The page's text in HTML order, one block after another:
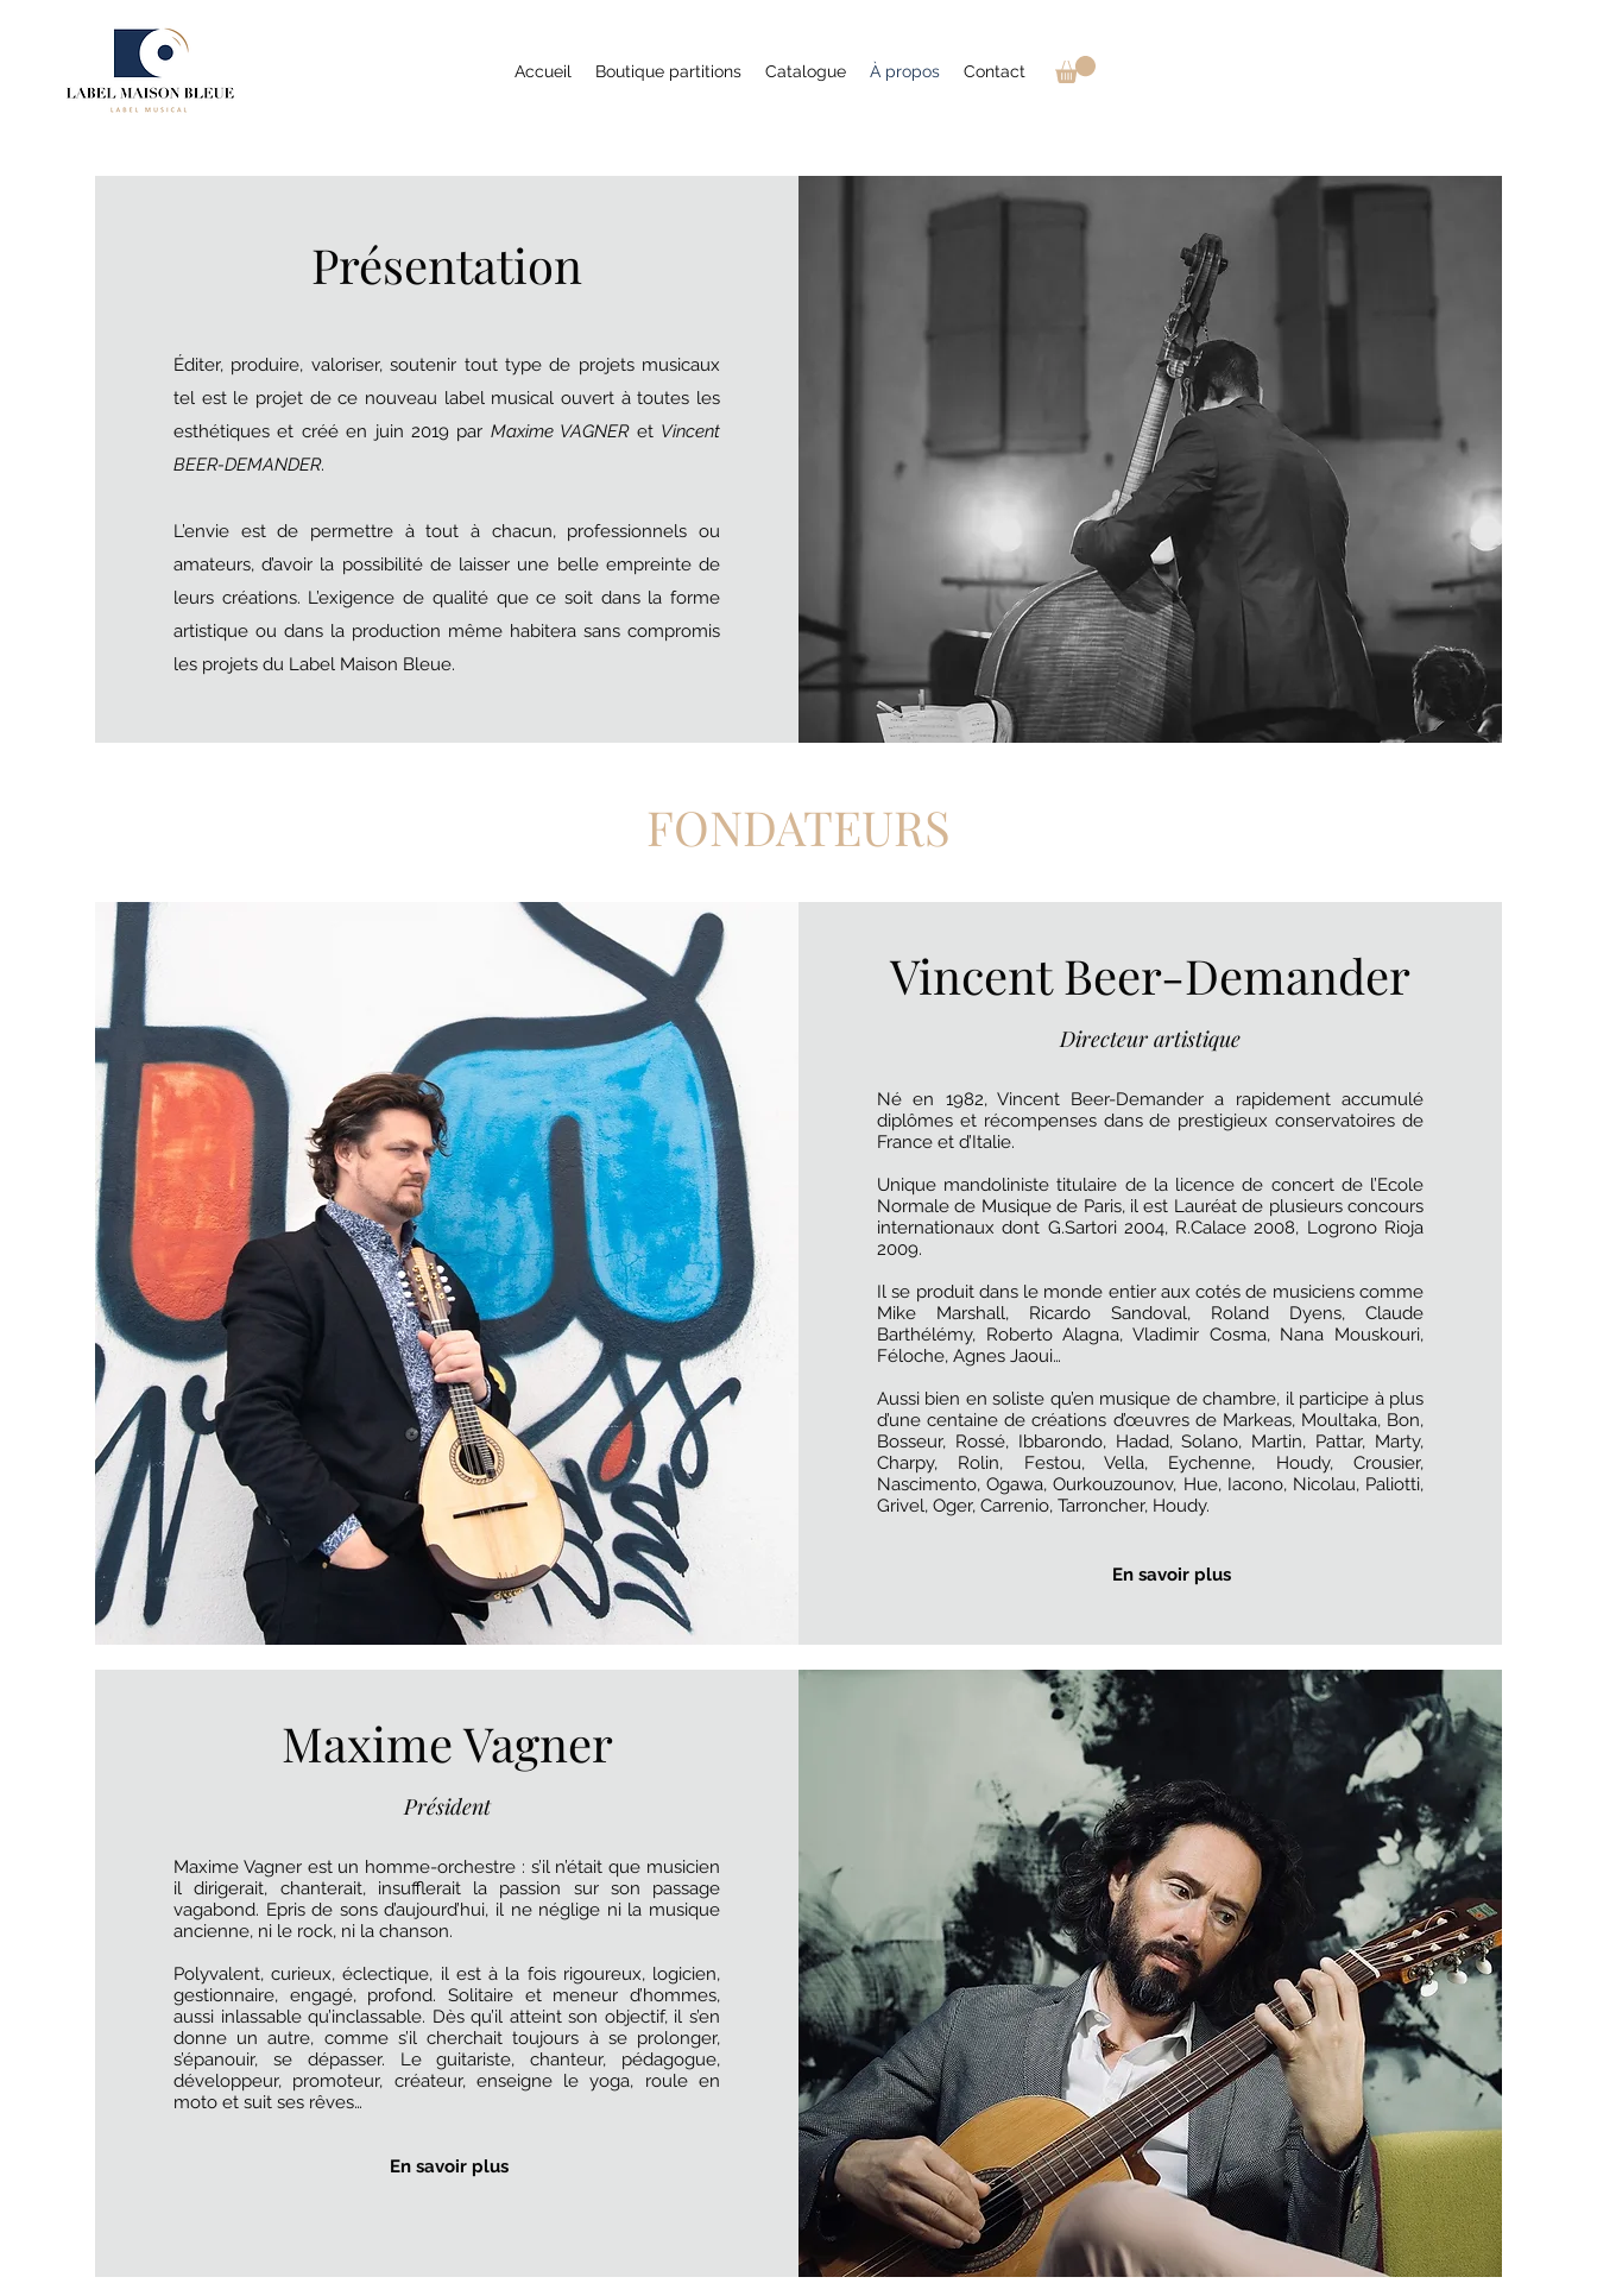
Accueil Boutique partitions Catalogue À propos Contact
Présentation
Éditer, produire, valoriser, soutenir tout type de projets musicaux
tel est le projet de ce nouveau label musical ouvert à toutes les
esthétiques et créé en juin 2019 par Maxime VAGNERet Vincent
BEER-DEMANDER.
L’envie est de permettre à tout à chacun, professionnels ou
amateurs, d’avoir la possibilité de laisser une belle empreinte de
leurs créations. L’exigence de qualité que ce soit dans la forme
artistique ou dans la production même habitera sans compromis
les projets du Label Maison Bleue.
FONDATEURS
Vincent Beer-Demander
Directeur artistique
Né en 1982, Vincent Beer-Demander a rapidement accumulé
diplômes et récompenses dans de prestigieux conservatoires de
France et d’Italie.
Unique mandoliniste titulaire de la licence de concert de l’Ecole
Normale de Musique de Paris, il est Lauréat de plusieurs concours
internationaux dont G.Sartori 2004, R.Calace 2008, Logrono Rioja
2009.
Il se produit dans le monde entier aux cotés de musiciens comme
Mike Marshall, Ricardo Sandoval, Roland Dyens, Claude
Barthélémy, Roberto Alagna, Vladimir Cosma, Nana Mouskouri,
Féloche, Agnes Jaoui…
Aussi bien en soliste qu’en musique de chambre, il participe à plus
d’une centaine de créations d’œuvres de Markeas, Moultaka, Bon,
Bosseur, Rossé, Ibbarondo, Hadad, Solano, Martin, Pattar, Marty,
Charpy, Rolin, Festou, Vella, Eychenne, Houdy, Crousier,
Nascimento, Ogawa, Ourkouzounov, Hue, Iacono, Nicolau, Paliotti,
Grivel, Oger, Carrenio, Tarroncher, Houdy.
En savoir plus
Maxime Vagner
Président
Maxime Vagner est un homme-orchestre : s’il n’était que musicien
il dirigerait, chanterait, insufflerait la passion sur son passage
vagabond. Epris de sons d’aujourd’hui, il ne néglige ni la musique
ancienne, ni le rock, ni la chanson.
Polyvalent, curieux, éclectique, il est à la fois rigoureux, logicien,
gestionnaire, engagé, profond. Solitaire et meneur d’hommes,
aussi inlassable qu’inclassable. Dès qu’il atteint son objectif, il s’en
donne un autre, comme s’il cherchait toujours à se prolonger,
s’épanouir, se dépasser. Le guitariste, chanteur, pédagogue,
développeur, promoteur, créateur, enseigne le yoga, roule en
moto et suit ses rêves…
En savoir plus